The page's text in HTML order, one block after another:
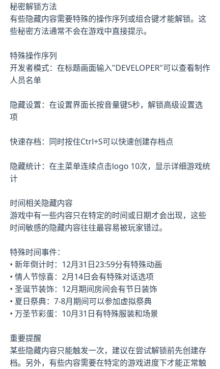
秘密解锁方法
有些隐藏内容需要特殊的操作序列或组合键才能解锁。这
些秘密方法通常不会在游戏中直接提示。
特殊操作序列
开发者模式：在标题画面输入"DEVELOPER"可以查看制作
人员名单
隐藏设置：在设置界面长按音量键5秒，解锁高级设置选
项
快速存档：同时按住Ctrl+S可以快速创建存档点
隐藏统计：在主菜单连续点击logo 10次，显示详细游戏统
计
时间相关隐藏内容
游戏中有一些内容只在特定的时间或日期才会出现，这些
时间敏感的隐藏内容往往最容易被玩家错过。
特殊时间事件：
• 新年倒计时：12月31日23:59分有特殊动画
• 情人节惊喜：2月14日会有特殊对话选项
• 圣诞节装饰：12月期间房间会有节日装饰
• 夏日祭典：7-8月期间可以参加虚拟祭典
• 万圣节彩蛋：10月31日有特殊服装和场景
重要提醒
某些隐藏内容只能触发一次，建议在尝试解锁前先创建存
档。另外，有些内容需要在特定的游戏进度下才能正常触